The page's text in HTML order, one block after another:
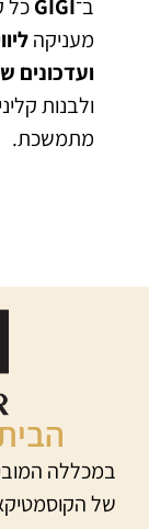
ב־GIGIכל
מעניקה
ועדכונים
ולבנות
מתמשכת.
במכללה
של